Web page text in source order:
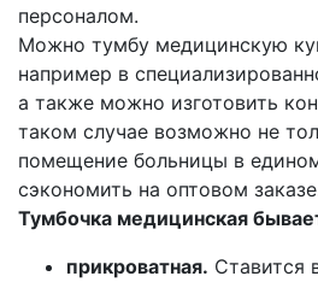
персоналом.
Можно тумбу медицинскую
например в
а также можно изготовить
таком случае возможно не
помещение больницы в
сэкономить на оптовом
Тумбочка медицинская
прикроватная. Ставится